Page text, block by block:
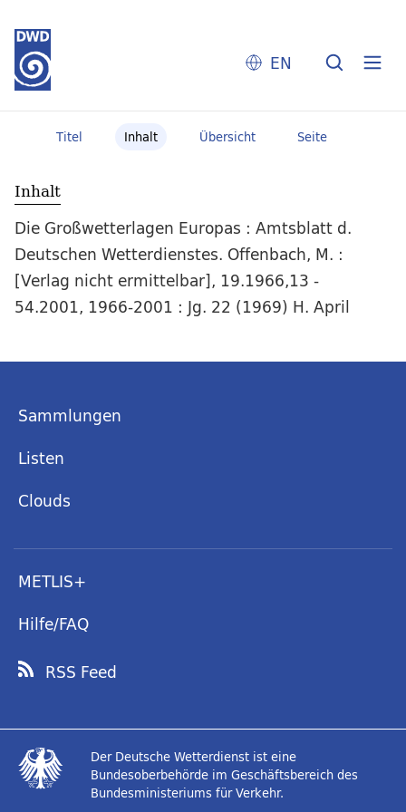
EN
Titel Inhalt Übersicht Seite
Inhalt
Die Großwetterlagen Europas : Amtsblatt d.
Deutschen Wetterdienstes. Offenbach, M. :
[Verlag nicht ermittelbar], 19.1966,13 -
54.2001, 1966-2001 : Jg. 22 (1969) H. April
Sammlungen
Listen
Clouds
METLIS+
Hilfe/FAQ
RSS Feed
Der Deutsche Wetterdienst ist eine
Bundesoberbehörde im Geschäftsbereich des
Bundesministeriums für Verkehr.